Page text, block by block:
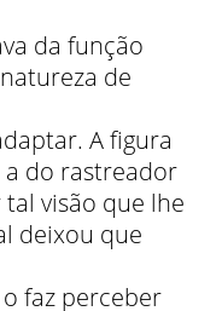
da função
de
A figura
a do rastreador
visão que lhe
deixou que
faz perceber